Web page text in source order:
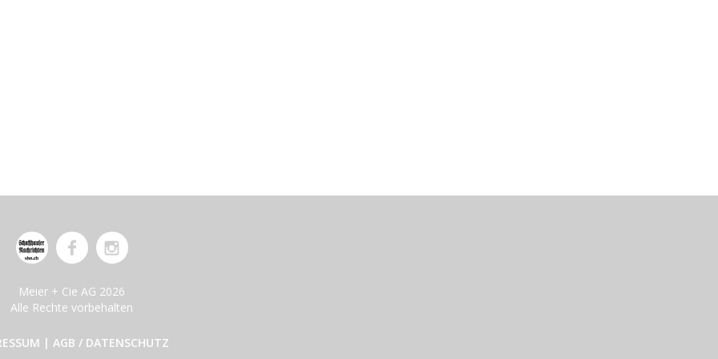
Meier + Cie AG 2026
Alle Rechte vorbehalten
| AGB / DATENSCHUTZ